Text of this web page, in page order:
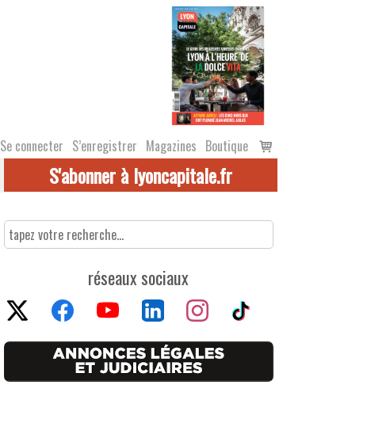
Se connecter S’enregistrer Magazines Boutique
Voir
le
S'abonner à lyoncapitale.fr
réseaux sociaux